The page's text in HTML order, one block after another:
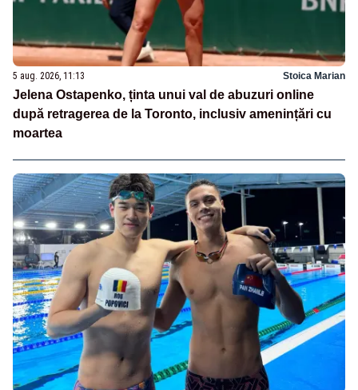
5 aug. 2026, 11:13 Stoica Marian
Jelena Ostapenko, ținta unui val de abuzuri online
după retragerea de la Toronto, inclusiv amenințări cu
moartea